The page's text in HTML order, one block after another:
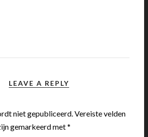
LEAVE A REPLY
niet gepubliceerd.Vereiste velden
gemarkeerd met*